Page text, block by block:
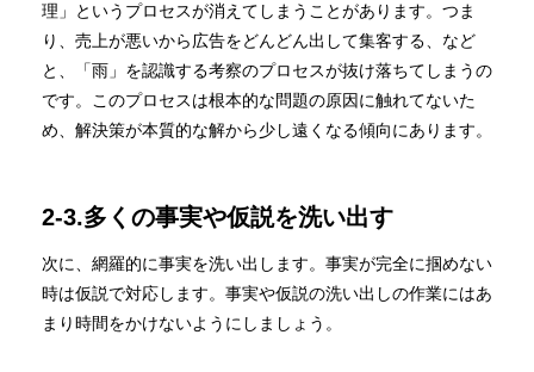
理」というプロセスが消えてしまうことがあります。つま
り、売上が悪いから広告をどんどん出して集客する、など
と、「雨」を認識する考察のプロセスが抜け落ちてしまうの
です。このプロセスは根本的な問題の原因に触れてないた
め、解決策が本質的な解から少し遠くなる傾向にあります。
2-3.多くの事実や仮説を洗い出す
次に、網羅的に事実を洗い出します。事実が完全に掴めない
時は仮説で対応します。事実や仮説の洗い出しの作業にはあ
まり時間をかけないようにしましょう。